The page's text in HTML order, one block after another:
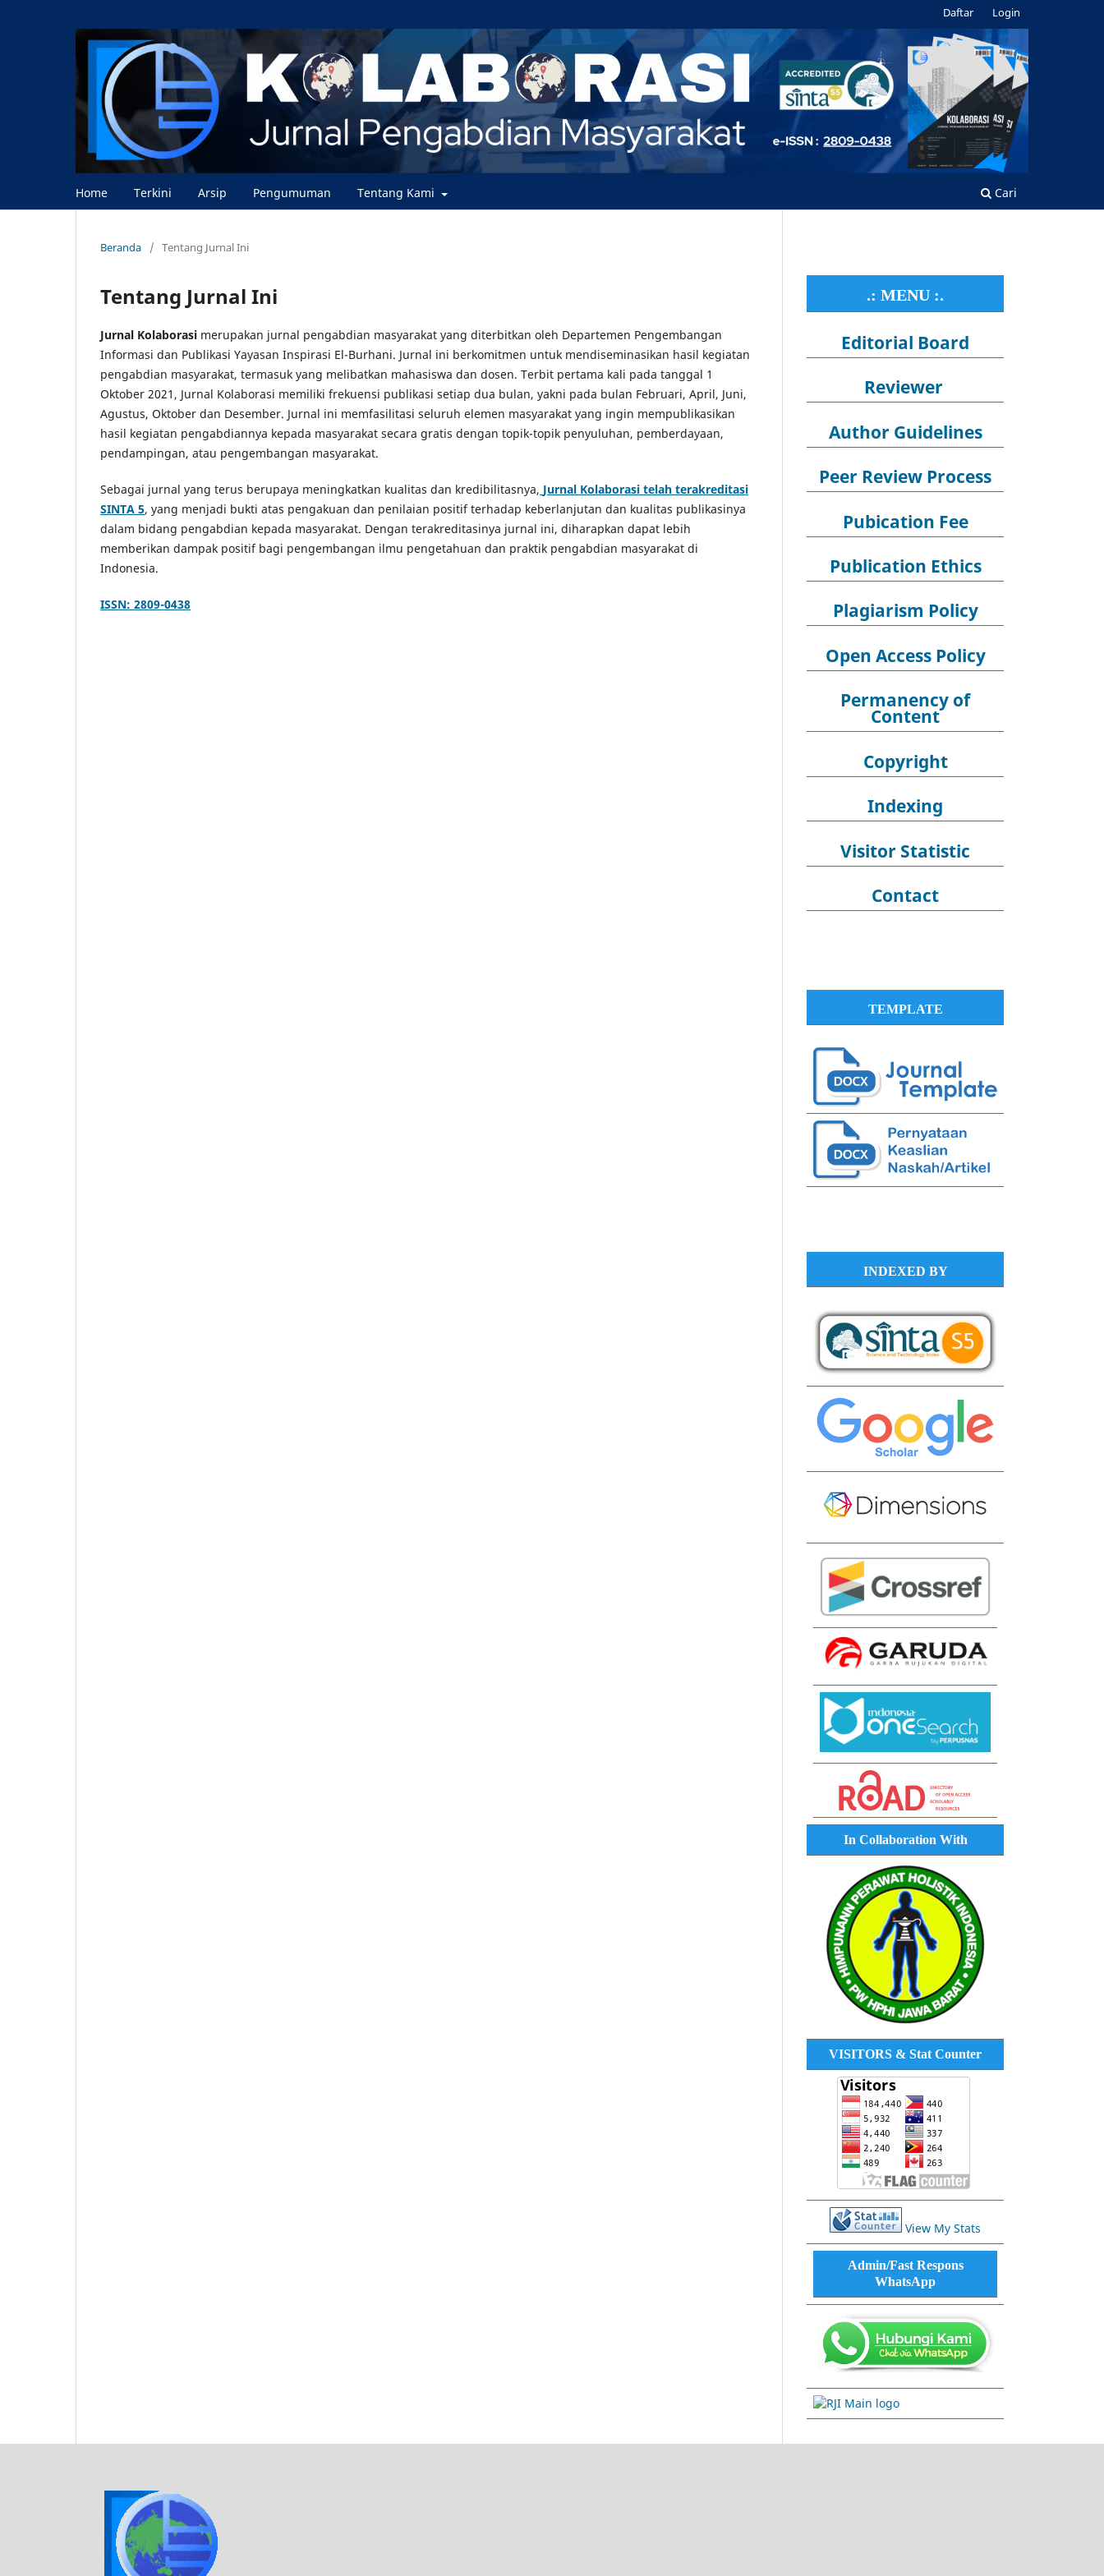
Home Terkini Arsip Pengumuman Tentang Kami Cari
Daftar Login
Beranda / Tentang Jurnal Ini
Tentang Jurnal Ini
Jurnal Kolaborasi merupakan jurnal pengabdian masyarakat yang diterbitkan oleh Departemen Pengembangan
Informasi dan Publikasi Yayasan Inspirasi El-Burhani. Jurnal ini berkomitmen untuk mendiseminasikan hasil kegiatan
pengabdian masyarakat, termasuk yang melibatkan mahasiswa dan dosen. Terbit pertama kali pada tanggal 1
Oktober 2021, Jurnal Kolaborasi memiliki frekuensi publikasi setiap dua bulan, yakni pada bulan Februari, April, Juni,
Agustus, Oktober dan Desember. Jurnal ini memfasilitasi seluruh elemen masyarakat yang ingin mempublikasikan
hasil kegiatan pengabdiannya kepada masyarakat secara gratis dengan topik-topik penyuluhan, pemberdayaan,
pendampingan, atau pengembangan masyarakat.
Sebagai jurnal yang terus berupaya meningkatkan kualitas dan kredibilitasnya, Jurnal Kolaborasi telah terakreditasi
SINTA 5, yang menjadi bukti atas pengakuan dan penilaian positif terhadap keberlanjutan dan kualitas publikasinya
dalam bidang pengabdian kepada masyarakat. Dengan terakreditasinya jurnal ini, diharapkan dapat lebih
memberikan dampak positif bagi pengembangan ilmu pengetahuan dan praktik pengabdian masyarakat di
Indonesia.
ISSN: 2809-0438
.: MENU :.
Editorial Board
Reviewer
Author Guidelines
Peer Review Process
Pubication Fee
Publication Ethics
Plagiarism Policy
Open Access Policy
Permanency of
Content
Copyright
Indexing
Visitor Statistic
Contact
TEMPLATE
INDEXED BY
In Collaboration With
VISITORS & Stat Counter
View My Stats
Admin/Fast Respons
WhatsApp